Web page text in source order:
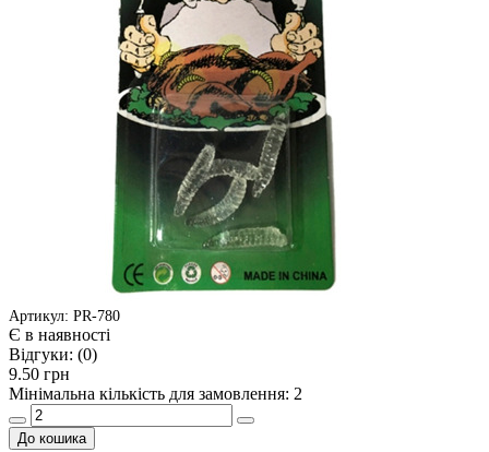
Артикул: PR-780
Є в наявності
Відгуки: (0)
9.50 грн
Мінімальна кількість для замовлення: 2
До кошика